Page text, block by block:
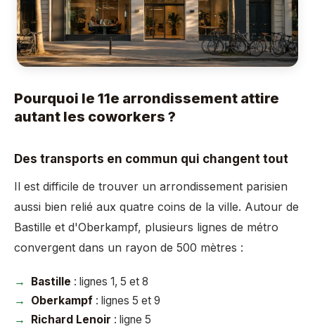
Pourquoi le 11e arrondissement attire
autant les coworkers ?
Des transports en commun qui changent tout
Il est difficile de trouver un arrondissement parisien
aussi bien relié aux quatre coins de la ville. Autour de
Bastille et d'Oberkampf, plusieurs lignes de métro
convergent dans un rayon de 500 mètres :
Bastille : lignes 1, 5 et 8
Oberkampf : lignes 5 et 9
Richard Lenoir : ligne 5